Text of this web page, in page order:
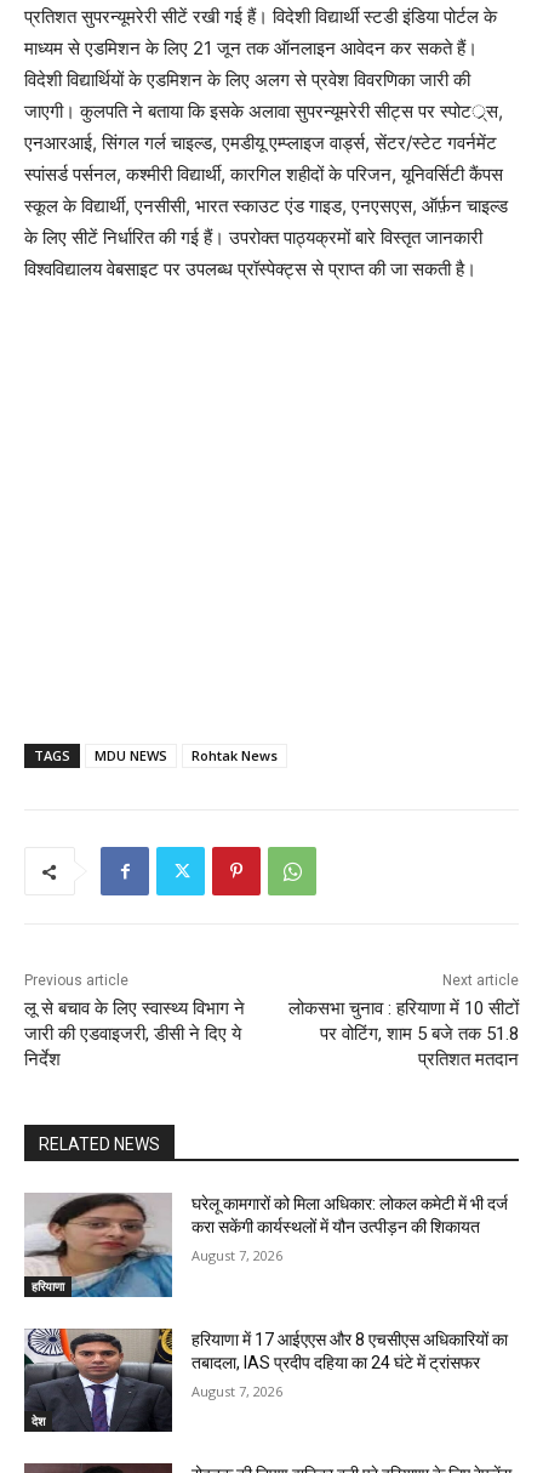
प्रतिशत सुपरन्यूमरेरी सीटें रखी गई हैं। विदेशी विद्यार्थी स्टडी इंडिया पोर्टल के
माध्यम से एडमिशन के लिए 21 जून तक ऑनलाइन आवेदन कर सकते हैं।
विदेशी विद्यार्थियों के एडमिशन के लिए अलग से प्रवेश विवरणिका जारी की
जाएगी। कुलपति ने बताया कि इसके अलावा सुपरन्यूमरेरी सीट्स पर स्पोटर््स,
एनआरआई, सिंगल गर्ल चाइल्ड, एमडीयू एम्प्लाइज वार्ड्स, सेंटर/स्टेट गवर्नमेंट
स्पांसर्ड पर्सनल, कश्मीरी विद्यार्थी, कारगिल शहीदों के परिजन, यूनिवर्सिटी कैंपस
स्कूल के विद्यार्थी, एनसीसी, भारत स्काउट एंड गाइड, एनएसएस, ऑर्फ़न चाइल्ड
के लिए सीटें निर्धारित की गई हैं। उपरोक्त पाठ्यक्रमों बारे विस्तृत जानकारी
विश्वविद्यालय वेबसाइट पर उपलब्ध प्रॉस्पेक्ट्स से प्राप्त की जा सकती है।
TAGS MDU NEWS Rohtak News
Previous article
लू से बचाव के लिए स्वास्थ्य विभाग ने
जारी की एडवाइजरी, डीसी ने दिए ये
निर्देश
Next article
लोकसभा चुनाव : हरियाणा में 10 सीटों
पर वोटिंग, शाम 5 बजे तक 51.8
प्रतिशत मतदान
RELATED NEWS
हरियाणा
घरेलू कामगारों को मिला अधिकार: लोकल कमेटी में भी दर्ज
करा सकेंगी कार्यस्थलों में यौन उत्पीड़न की शिकायत
August 7, 2026
देश
हरियाणा में 17 आईएएस और 8 एचसीएस अधिकारियों का
तबादला, IAS प्रदीप दहिया का 24 घंटे में ट्रांसफर
August 7, 2026